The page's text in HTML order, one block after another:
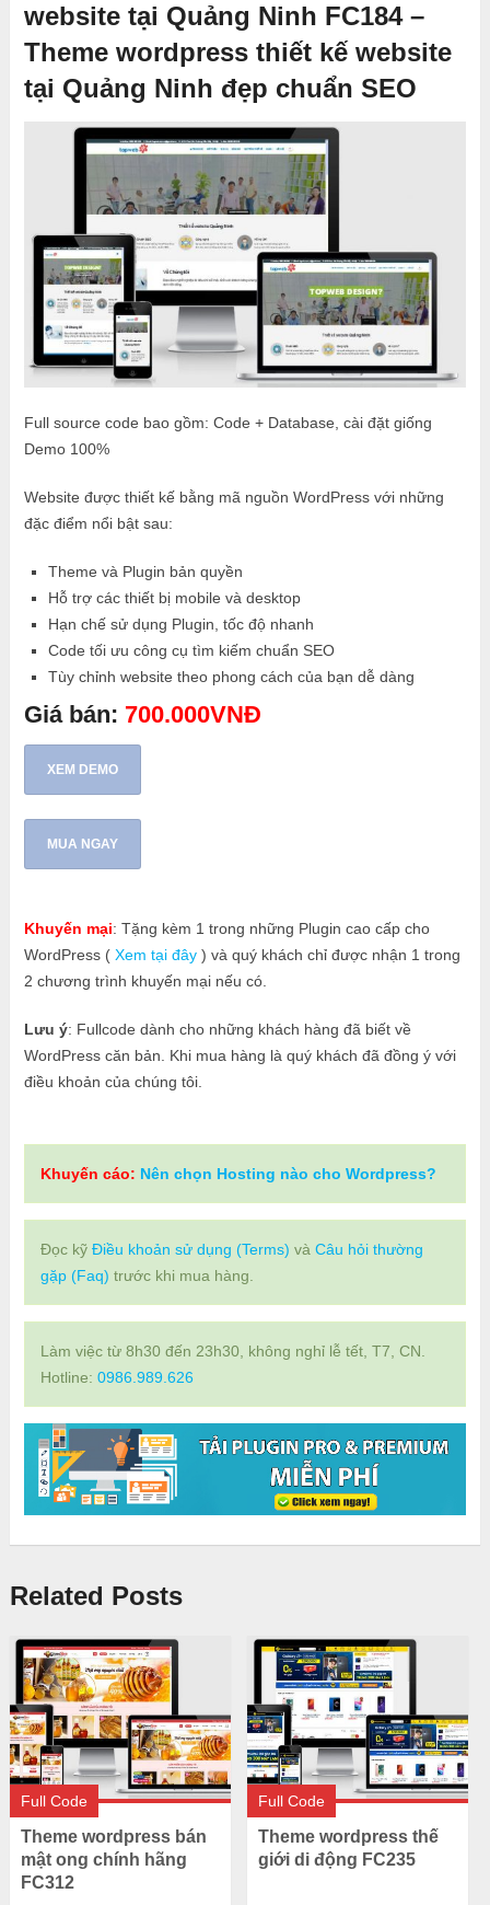
website tại Quảng Ninh FC184 –
Theme wordpress thiết kế website
tại Quảng Ninh đẹp chuẩn SEO
Full source code bao gồm: Code + Database, cài đặt giống
Demo 100%
Website được thiết kế bằng mã nguồn WordPress với những
đặc điểm nổi bật sau:
Theme và Plugin bản quyền
Hỗ trợ các thiết bị mobile và desktop
Hạn chế sử dụng Plugin, tốc độ nhanh
Code tối ưu công cụ tìm kiếm chuẩn SEO
Tùy chỉnh website theo phong cách của bạn dễ dàng
Giá bán: 700.000VNĐ
XEM DEMO
MUA NGAY
Khuyến mại: Tặng kèm 1 trong những Plugin cao cấp cho
WordPress ( Xem tại đây) và quý khách chỉ được nhận 1 trong
2 chương trình khuyến mại nếu có.
Lưu ý: Fullcode dành cho những khách hàng đã biết về
WordPress căn bản. Khi mua hàng là quý khách đã đồng ý với
điều khoản của chúng tôi.
Khuyến cáo: Nên chọn Hosting nào cho Wordpress?
Đọc kỹ Điều khoản sử dụng (Terms) và Câu hỏi thường
gặp (Faq) trước khi mua hàng.
Làm việc từ 8h30 đến 23h30, không nghỉ lễ tết, T7, CN.
Hotline: 0986.989.626
Related Posts
Full Code
Theme wordpress bán
mật ong chính hãng
FC312
Full Code
Theme wordpress thế
giới di động FC235